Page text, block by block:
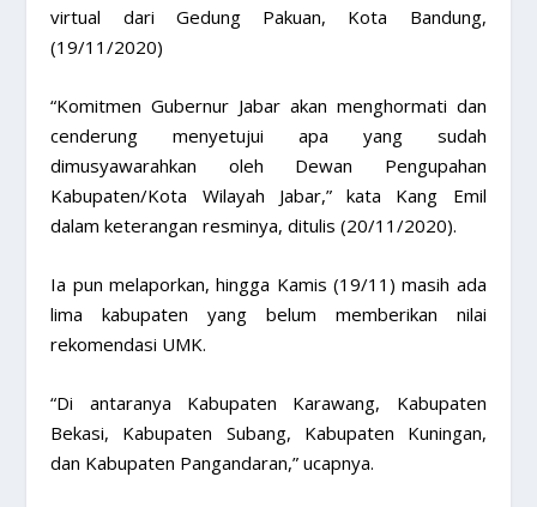
virtual dari Gedung Pakuan, Kota Bandung,
(19/11/2020)
“Komitmen Gubernur Jabar akan menghormati dan
cenderung menyetujui apa yang sudah
dimusyawarahkan oleh Dewan Pengupahan
Kabupaten/Kota Wilayah Jabar,” kata Kang Emil
dalam keterangan resminya, ditulis (20/11/2020).
Ia pun melaporkan, hingga Kamis (19/11) masih ada
lima kabupaten yang belum memberikan nilai
rekomendasi UMK.
“Di antaranya Kabupaten Karawang, Kabupaten
Bekasi, Kabupaten Subang, Kabupaten Kuningan,
dan Kabupaten Pangandaran,” ucapnya.